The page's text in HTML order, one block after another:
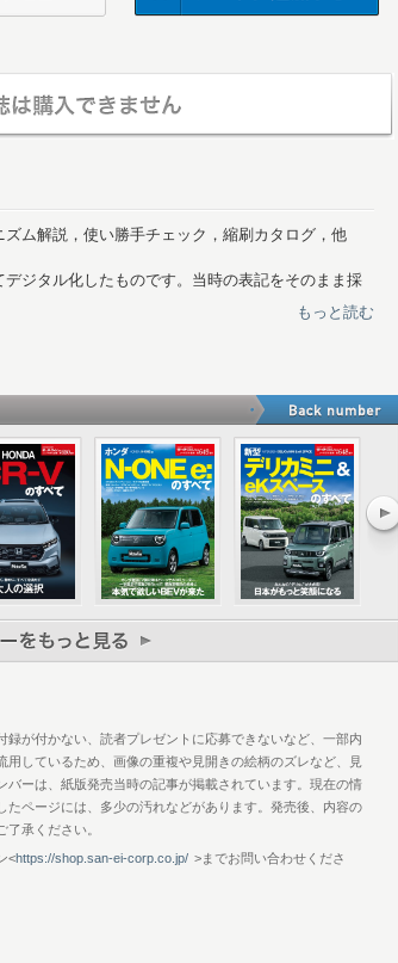
ム解説，使い勝手チェック，縮刷カタログ，他
ジタル化したものです。当時の表記をそのまま採
、紙ゆがみによるズレなどもございます。あらか
PartⅠ〕
PartⅡ〕
もっと読む
が付かない、読者プレゼントに応募できないなど、一部内
しているため、画像の重複や見開きの絵柄のズレなど、見
ーは、紙版発売当時の記事が掲載されています。現在の情
ページには、多少の汚れなどがあります。発売後、内容の
承ください。
<https://shop.san-ei-corp.co.jp/ >までお問い合わせくださ